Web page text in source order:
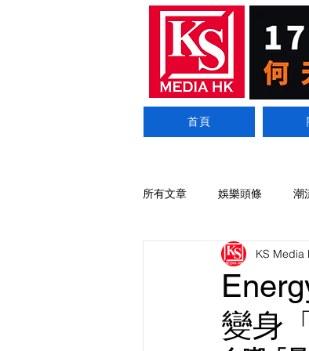
首頁
所有文章 娛樂頭條 潮
變身
KS Media